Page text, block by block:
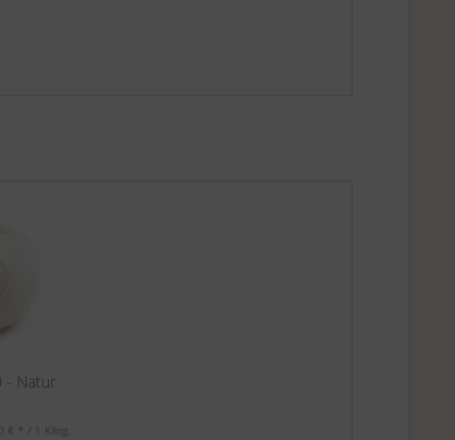
- Natur
* / 1 Kilogramm)